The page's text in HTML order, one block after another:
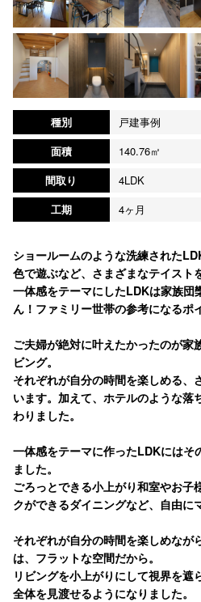
種別
戸建事例
面積
140.76㎡
間取り
4LDK
工期
4ヶ月
ショールームのような洗練された
色で遊ぶなど、さまざまなテイスト
一体感をテーマにしたLDKは家族団
ん！ファミリー世帯の参考になるポ
ご夫婦が絶対に叶えたかったのが家
ビング。
それぞれが自分の時間を楽しめる、
います。加えて、ホテルのような落
わりました。
一体感をテーマに作ったLDKにはそ
ました。
ごろっとできる小上がり和室やお子
クができるダイニングなど、自由に
それぞれが自分の時間を楽しめなが
は、フラットな空間だから。
リビングを小上がりにして視界を遮
全体を見渡せるようになりました。